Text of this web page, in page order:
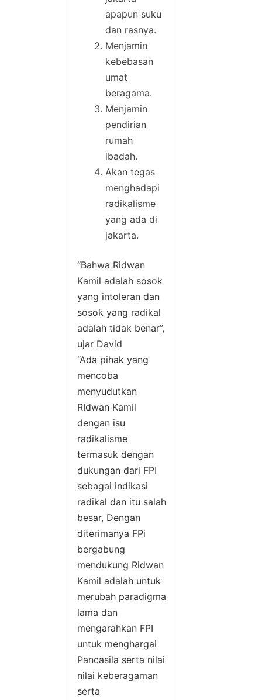
apapun suku
dan rasnya.
Menjamin
kebebasan
umat
beragama.
Menjamin
pendirian
rumah
ibadah.
Akan tegas
menghadapi
radikalisme
yang ada di
jakarta.
“Bahwa Ridwan
Kamil adalah sosok
yang intoleran dan
sosok yang radikal
adalah tidak benar”,
ujar David
“Ada pihak yang
mencoba
menyudutkan
RIdwan Kamil
dengan isu
radikalisme
termasuk dengan
dukungan dari FPI
sebagai indikasi
radikal dan itu salah
besar, Dengan
diterimanya FPi
bergabung
mendukung Ridwan
Kamil adalah untuk
merubah paradigma
lama dan
mengarahkan FPI
untuk menghargai
Pancasila serta nilai
nilai keberagaman
serta